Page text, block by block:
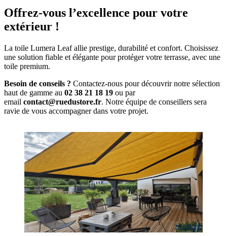
Offrez-vous l’excellence pour votre
extérieur !
La toile Lumera Leaf allie prestige, durabilité et confort. Choisissez
une solution fiable et élégante pour protéger votre terrasse, avec une
toile premium.
Besoin de conseils ? Contactez-nous pour découvrir notre sélection
haut de gamme au 02 38 21 18 19 ou par
email contact@ruedustore.fr. Notre équipe de conseillers sera
ravie de vous accompagner dans votre projet.